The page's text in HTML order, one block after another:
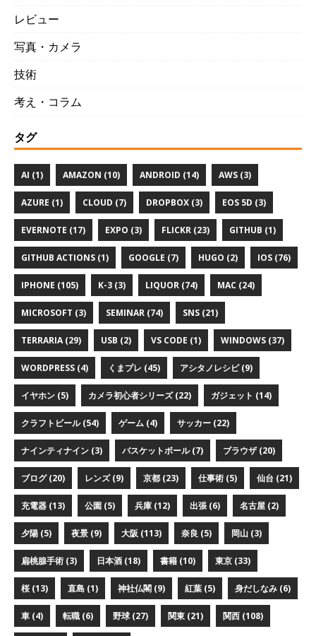
レビュー
写真・カメラ
技術
考え・コラム
タグ
AI (1) AMAZON (10) ANDROID (14) AWS (3)
AZURE (1) CLOUD (7) DROPBOX (3) EOS 5D (3)
EVERNOTE (17) EXPO (3) FLICKR (23) GITHUB (1)
GITHUB ACTIONS (1) GOOGLE (7) HUGO (2) IOS (76)
IPHONE (105) K-3 (3) LIQUOR (74) MAC (24)
MICROSOFT (3) SEMINAR (74) SNS (21)
TERRARIA (29) USB (2) VS CODE (1) WINDOWS (37)
WORDPRESS (4) くまプレ (45) アシタノレシピ (9)
イヤホン (5) カメラ初心者シリーズ (22) ガジェット (14)
クラフトビール (54) ゲーム (4) サッカー (22)
ナインティナイン (3) バスケットボール (7) ブラウザ (20)
ブログ (20) レンズ (9) 京都 (23) 仕事術 (5) 仙台 (21)
充電器 (13) 公園 (5) 兵庫 (12) 出張 (6) 名古屋 (2)
夕陽 (5) 夜景 (9) 大阪 (113) 奈良 (5) 岡山 (3)
扁桃腺手術 (3) 日本酒 (18) 書籍 (10) 東京 (33)
桜 (13) 直島 (1) 神社仏閣 (9) 紅葉 (5) 身だしなみ (6)
車 (4) 転職 (6) 野球 (27) 関東 (21) 関西 (108)